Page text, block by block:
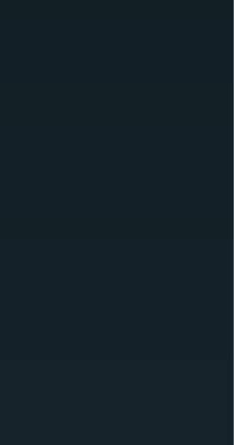
、指導の改善が難しい
配信の生徒視聴履歴や再生傾向を分
度や関心を可視化でき、教材改善や
ます。